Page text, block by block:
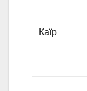
Каїр